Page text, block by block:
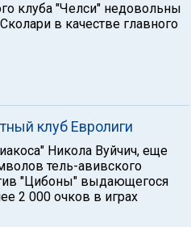
клуба "Челси" недовольны
в качестве главного
клуб Евролиги
Никола Вуйчич, еще
тель-авивского
"Цибоны" выдающегося
2 000 очков в играх